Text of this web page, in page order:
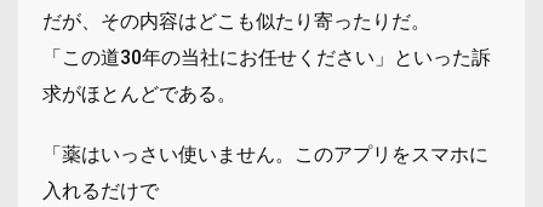
だが、その内容はどこも似たり寄ったりだ。
「この道30年の当社にお任せください」といった訴
求がほとんどである。
「薬はいっさい使いません。このアプリをスマホに
入れるだけで